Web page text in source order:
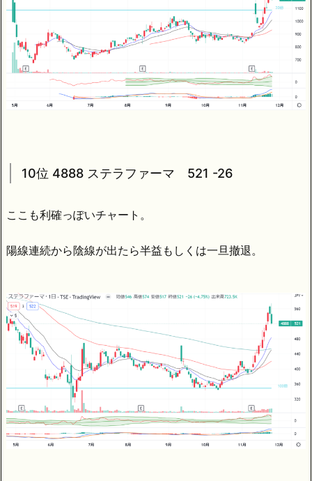
10位 4888 ステラファーマ 521 -26
ここも利確っぽいチャート。
陽線連続から陰線が出たら半益もしくは一旦撤退。